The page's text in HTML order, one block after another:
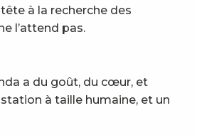
à la recherche des
l’attend pas.
a du goût, du cœur, et
à taille humaine, et un